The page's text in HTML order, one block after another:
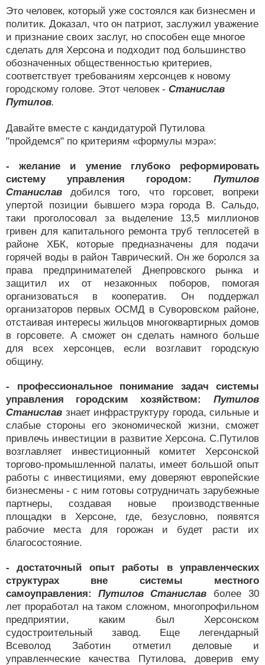
Это человек, который уже состоялся как бизнесмен и
политик. Доказал, что он патриот, заслужил уважение
и признание своих заслуг, но способен еще многое
сделать для Херсона и подходит под большинство
обозначенных общественностью критериев,
соответствует требованиям херсонцев к новому
городскому голове. Этот человек - Станислав
Путилов.
Давайте вместе с кандидатурой Путилова
"пройдемся" по критериям «формулы мэра»:
- желание и умение глубоко реформировать
систему управления городом:
Путилов
Станислав добился того, что горсовет, вопреки
упертой позиции бывшего мэра города В. Сальдо,
таки проголосовал за выделение 13,5 миллионов
гривен для капитального ремонта труб теплосетей в
районе ХБК, которые предназначены для подачи
горячей воды в район Таврический. Он же боролся за
права предпринимателей Днепровского рынка и
защитил их от незаконных поборов, помогая
организоваться в кооператив. Он поддержал
организаторов первых ОСМД в Суворовском районе,
отстаивая интересы жильцов многоквартирных домов
в горсовете. А сможет он сделать намного больше
для всех херсонцев, если возглавит городскую
общину.
- профессиональное понимание задач системы
управления городским хозяйством:
Путилов
Станислав знает инфраструктуру города, сильные и
слабые стороны его экономической жизни, сможет
привлечь инвестиции в развитие Херсона. С.Путилов
возглавляет инвестиционный комитет Херсонской
торгово-промышленной палаты, имеет большой опыт
работы с инвестициями, ему доверяют европейские
бизнесмены - с ним готовы сотрудничать зарубежные
партнеры, создавая новые производственные
площадки в Херсоне, где, безусловно, появятся
рабочие места для горожан и будет расти их
благосостояние.
- достаточный опыт работы в управленческих
структурах вне системы местного
самоуправления:
Путилов Станислав
более 30
лет проработал на таком сложном, многопрофильном
предприятии, каким был Херсонском
судостроительный завод. Еще легендарный
Всеволод Заботин отметил деловые и
управленческие качества Путилова, доверив ему